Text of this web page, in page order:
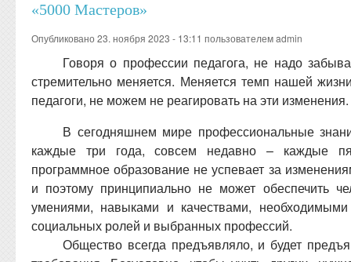
«5000 Мастеров»
Опубликовано 23. ноября 2023 - 13:11 пользователемadmin
Говоря о профессии педагога, не надо
стремительно меняется. Меняется темп нашей
педагоги, не можем не реагировать на эти изменения.
В сегодняшнем мире профессиональные
каждые три года, совсем недавно – каждые
программное образование не успевает за
и поэтому принципиально не может обеспечить
умениями, навыками и качествами,
социальных ролей и выбранных профессий.
Общество всегда предъявляло, и будет